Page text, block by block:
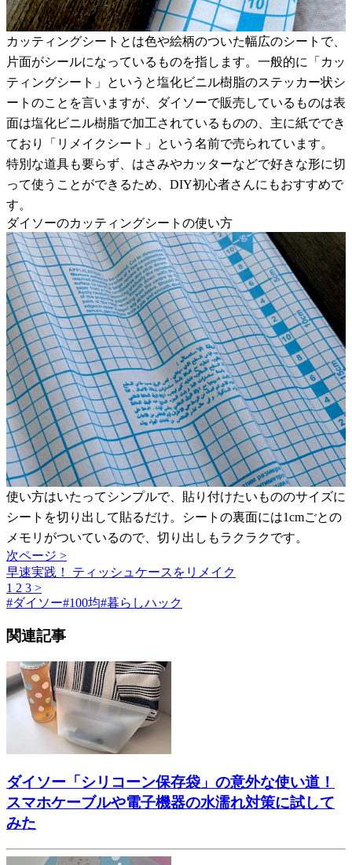
カッティングシートとは色や絵柄のついた幅広のシートで、
片面がシールになっているものを指します。一般的に「カッ
ティングシート」というと塩化ビニル樹脂のステッカー状シ
ートのことを言いますが、ダイソーで販売しているものは表
面は塩化ビニル樹脂で加工されているものの、主に紙ででき
ており「リメイクシート」という名前で売られています。
特別な道具も要らず、はさみやカッターなどで好きな形に切
って使うことができるため、DIY初心者さんにもおすすめで
す。
ダイソーのカッティングシートの使い方
使い方はいたってシンプルで、貼り付けたいもののサイズに
シートを切り出して貼るだけ。シートの裏面には1cmごとの
メモリがついているので、切り出しもラクラクです。
次ページ >
早速実践！ ティッシュケースをリメイク
1 2 3 >
#ダイソー#100均#暮らしハック
関連記事
ダイソー「シリコーン保存袋」の意外な使い道！
スマホケーブルや電子機器の水濡れ対策に試して
みた